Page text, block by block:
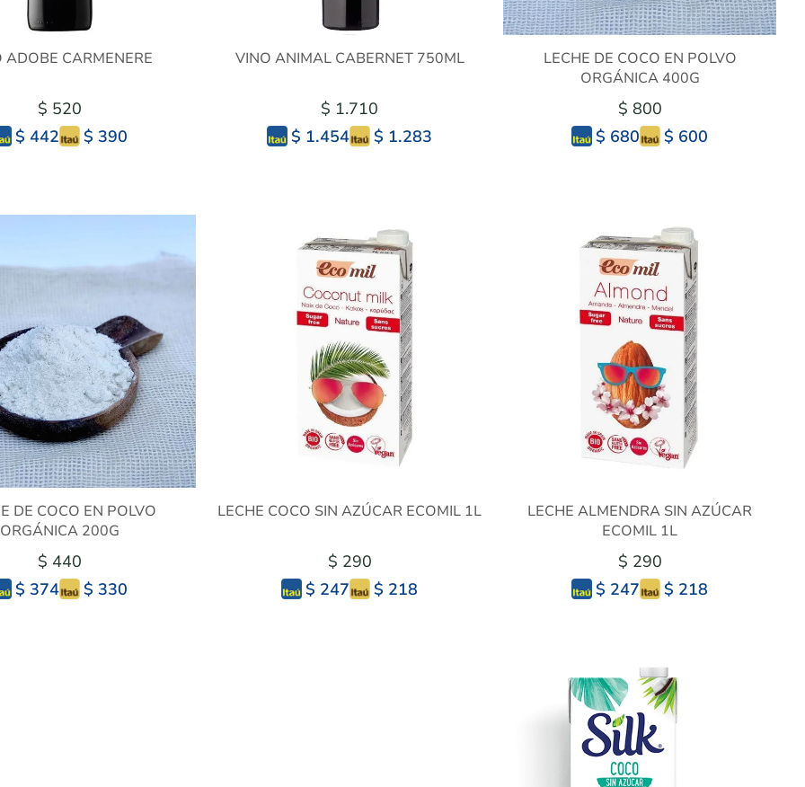
ADOBE CARMENERE
$ 520
$ 442
$ 390
VINO ANIMAL CABERNET 750ML
$ 1.710
$ 1.454
$ 1.283
LECHE DE COCO EN POLVO
ORGÁNICA 400G
$ 800
$ 680
$ 600
DE COCO EN POLVO
ORGÁNICA 200G
$ 440
$ 374
$ 330
LECHE COCO SIN AZÚCAR ECOMIL 1L
$ 290
$ 247
$ 218
LECHE ALMENDRA SIN AZÚCAR
ECOMIL 1L
$ 290
$ 247
$ 218